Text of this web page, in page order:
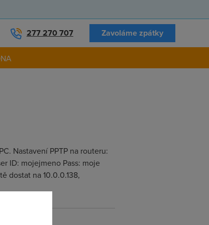
277 270 707 Zavoláme zpátky
Nastavení PPTP na routeru:
ID: mojejmeno Pass: moje
dostat na 10.0.0.138,